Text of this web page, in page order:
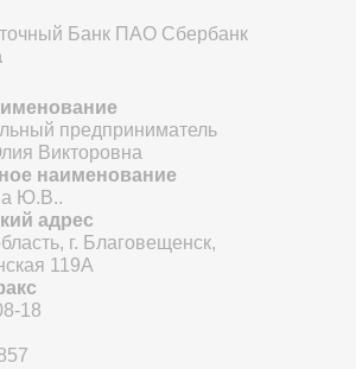
Банк ПАО Сбербанк
предприниматель
Викторовна
наименование
Ю.В..
адрес
г. Благовещенск,
119А
18